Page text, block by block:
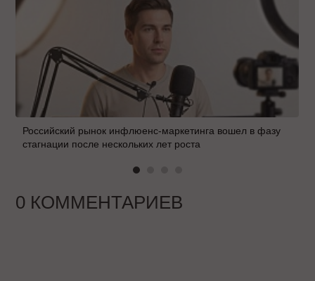
Российский рынок инфлюенс-маркетинга вошел в фазу
стагнации после нескольких лет роста
0 КОММЕНТАРИЕВ